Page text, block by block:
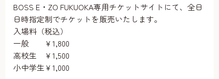
BOSS E・ZO FUKUOKA専用チケットサイトにて、全日
日時指定制でチケットを販売いたします。
入場料（税込）
一般 ￥1,800
高校生 ￥1,500
小中学生￥1,000